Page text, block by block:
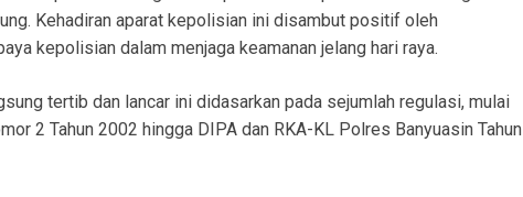
Kehadiran aparat kepolisian ini disambut positif oleh
kepolisian dalam menjaga keamanan jelang hari raya.
tertib dan lancar ini didasarkan pada sejumlah regulasi, mulai
2 Tahun 2002 hingga DIPA dan RKA-KL Polres Banyuasin Tahun